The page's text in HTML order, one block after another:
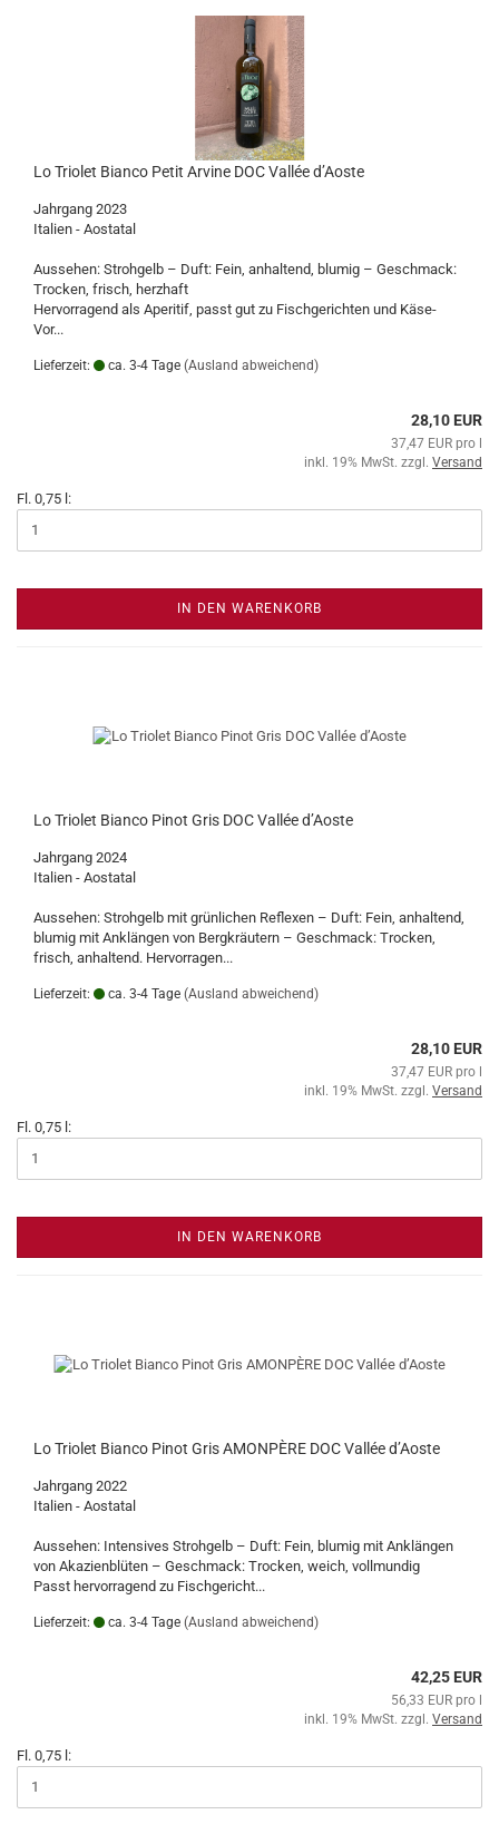
Lo Triolet Bianco Petit Arvine DOC Vallée d’Aoste
Jahrgang 2023
Italien - Aostatal
Aussehen: Strohgelb – Duft: Fein, anhaltend, blumig – Geschmack:
Trocken, frisch, herzhaft
Hervorragend als Aperitif, passt gut zu Fischgerichten und Käse-
Vor...
Lieferzeit: ca. 3-4 Tage (Ausland abweichend)
28,10 EUR
37,47 EUR pro l
inkl. 19% MwSt. zzgl. Versand
Fl. 0,75 l:
IN DEN WARENKORB
Lo Triolet Bianco Pinot Gris DOC Vallée d’Aoste
Jahrgang 2024
Italien - Aostatal
Aussehen: Strohgelb mit grünlichen Reflexen – Duft: Fein, anhaltend,
blumig mit Anklängen von Bergkräutern – Geschmack: Trocken,
frisch, anhaltend. Hervorragen...
Lieferzeit: ca. 3-4 Tage (Ausland abweichend)
28,10 EUR
37,47 EUR pro l
inkl. 19% MwSt. zzgl. Versand
Fl. 0,75 l:
IN DEN WARENKORB
Lo Triolet Bianco Pinot Gris AMONPÈRE DOC Vallée d’Aoste
Jahrgang 2022
Italien - Aostatal
Aussehen: Intensives Strohgelb – Duft: Fein, blumig mit Anklängen
von Akazienblüten – Geschmack: Trocken, weich, vollmundig
Passt hervorragend zu Fischgericht...
Lieferzeit: ca. 3-4 Tage (Ausland abweichend)
42,25 EUR
56,33 EUR pro l
inkl. 19% MwSt. zzgl. Versand
Fl. 0,75 l: